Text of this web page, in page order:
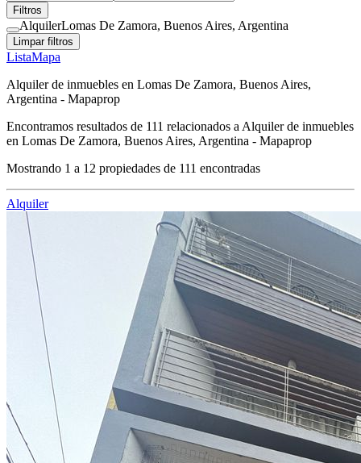
Filtros
AlquilerLomas De Zamora, Buenos Aires, Argentina
Limpar filtros
ListaMapa
Alquiler de inmuebles en Lomas De Zamora, Buenos Aires,
Argentina - Mapaprop
Encontramos resultados de 111 relacionados a Alquiler de inmuebles
en Lomas De Zamora, Buenos Aires, Argentina - Mapaprop
Mostrando 1 a 12 propiedades de 111 encontradas
Alquiler